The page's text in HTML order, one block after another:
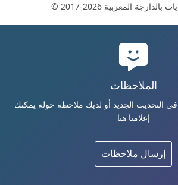
بالدارجة المغربية© 2017-2026
الملاحظات
التحديث الجديد أو لديك ملاحظة حوله يمكنك
إعلامنا هنا
إرسال ملاحظات